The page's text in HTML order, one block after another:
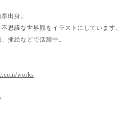
出身。
思議な世界観をイラストにしています。
挿絵などで活躍中。
works